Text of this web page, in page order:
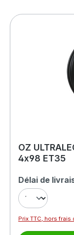
OZ
4x98 ET35
Délai de
Prix TTC, hors frais